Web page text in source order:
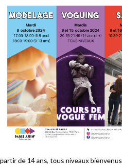
partir de 14 ans, tous niveaux bienvenus